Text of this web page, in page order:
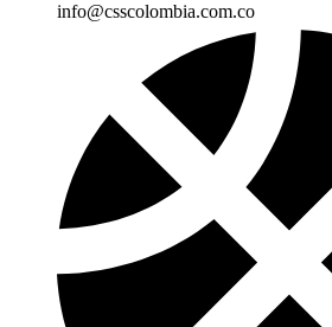
info@csscolombia.com.co